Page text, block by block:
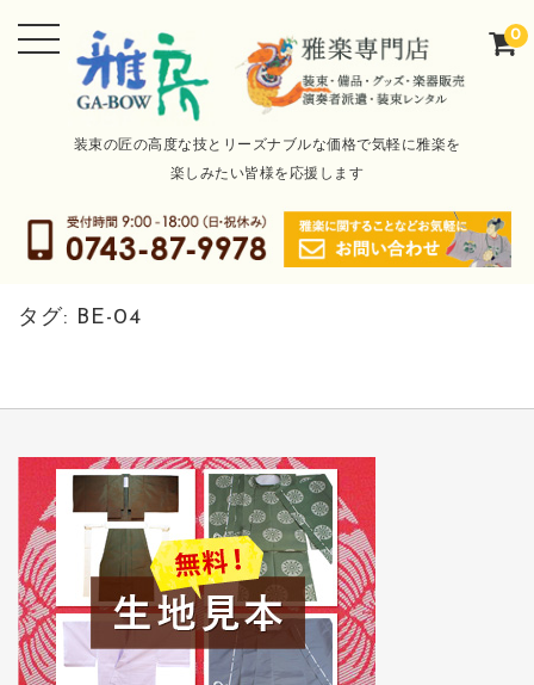
装束の匠の高度な技とリーズナブルな価格で気軽に雅楽を
楽しみたい皆様を応援します
0
タグ: BE-04